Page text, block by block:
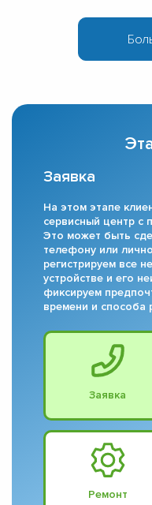
Заявка
На этом этапе
сервисный центр с
Это может быть
телефону или
регистрируем все
устройстве и его
фиксируем
времени и способа
Заявка
Ремонт